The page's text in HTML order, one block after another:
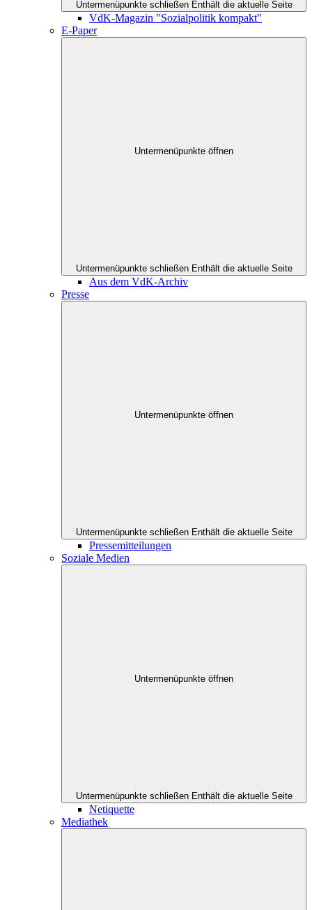
Untermenüpunkte schließen Enthält die aktuelle Seite
VdK-Magazin "Sozialpolitik kompakt"
E-Paper
Untermenüpunkte öffnen
Untermenüpunkte schließen Enthält die aktuelle Seite
Aus dem VdK-Archiv
Presse
Untermenüpunkte öffnen
Untermenüpunkte schließen Enthält die aktuelle Seite
Pressemitteilungen
Soziale Medien
Untermenüpunkte öffnen
Untermenüpunkte schließen Enthält die aktuelle Seite
Netiquette
Mediathek